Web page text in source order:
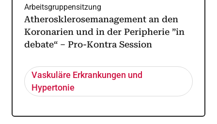
Arbeitsgruppensitzung
Atherosklerosemanagement an den
Koronarien und in der Peripherie ”in
debate“ – Pro-Kontra Session
Vaskuläre Erkrankungen und
Hypertonie